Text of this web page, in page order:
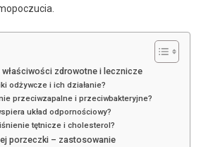
zdrowotne i lecznicze
odżywcze i ich działanie?
przeciwzapalne i przeciwbakteryjne?
układ odpornościowy?
tętnicze i cholesterol?
porzeczki – zastosowanie